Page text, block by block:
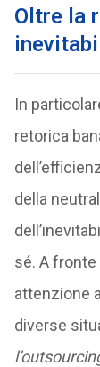
Oltre la
In
retorica
della
sé. A
attenzione
diverse